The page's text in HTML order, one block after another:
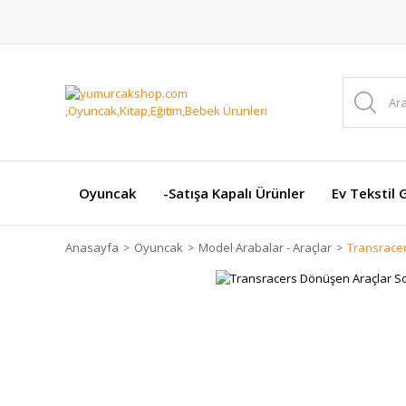
Oyuncak -Satışa Kapalı Ürünler Ev Tekstil
Anasayfa Oyuncak Model Arabalar - Araçlar